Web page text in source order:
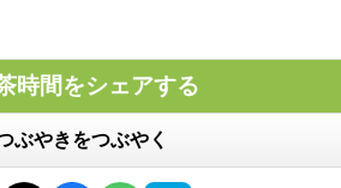
時間をシェアする
ぶやきをつぶやく